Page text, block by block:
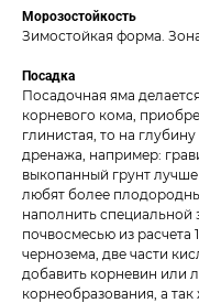
Морозостойкость
Зимостойкая форма.
Посадка
Посадочная яма
корневого кома,
глинистая, то на
дренажа, например:
выкопанный грунт лучше
любят более
наполнить специальной
почвосмесью из расчета
чернозема, две части
добавить корневин или
корнеобразования, а